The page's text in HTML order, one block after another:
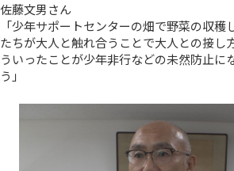
佐藤文男さん
「少年サポートセンターの畑で野菜の収穫
たちが大人と触れ合うことで大人との接し
ういったことが少年非行などの未然防止に
う」